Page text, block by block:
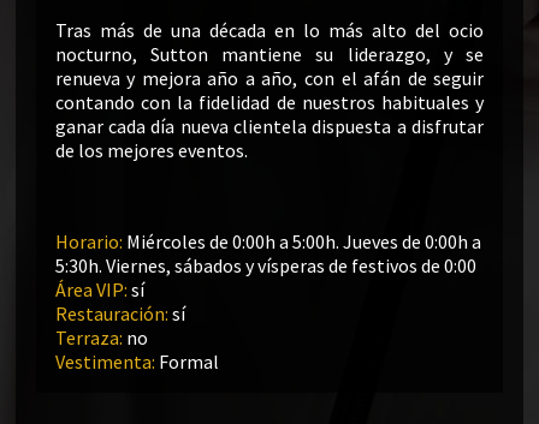
Tras más de una década en lo más alto del ocio
nocturno, Sutton mantiene su liderazgo, y se
renueva y mejora año a año, con el afán de seguir
contando con la fidelidad de nuestros habituales y
ganar cada día nueva clientela dispuesta a disfrutar
de los mejores eventos.
Horario: Miércoles de 0:00h a 5:00h. Jueves de 0:00h a
5:30h. Viernes, sábados y vísperas de festivos de 0:00
Área VIP: sí
Restauración: sí
Terraza: no
Vestimenta: Formal